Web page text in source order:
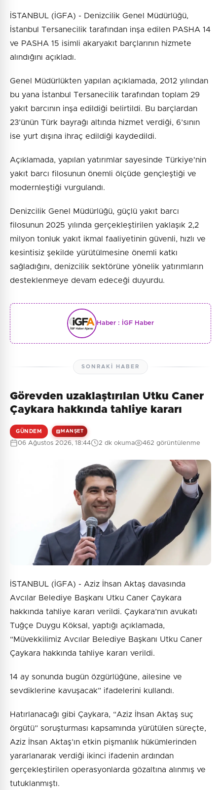
İSTANBUL (İGFA) - Denizcilik Genel Müdürlüğü,
İstanbul Tersanecilik tarafından inşa edilen PASHA 14
ve PASHA 15 isimli akaryakıt barçlarının hizmete
alındığını açıkladı.
Genel Müdürlükten yapılan açıklamada, 2012 yılından
bu yana İstanbul Tersanecilik tarafından toplam 29
yakıt barcının inşa edildiği belirtildi. Bu barçlardan
23’ünün Türk bayrağı altında hizmet verdiği, 6’sının
ise yurt dışına ihraç edildiği kaydedildi.
Açıklamada, yapılan yatırımlar sayesinde Türkiye'nin
yakıt barcı filosunun önemli ölçüde gençleştiği ve
modernleştiği vurgulandı.
Denizcilik Genel Müdürlüğü, güçlü yakıt barcı
filosunun 2025 yılında gerçekleştirilen yaklaşık 2,2
milyon tonluk yakıt ikmal faaliyetinin güvenli, hızlı ve
kesintisiz şekilde yürütülmesine önemli katkı
sağladığını, denizcilik sektörüne yönelik yatırımların
desteklenmeye devam edeceği duyurdu.
Haber : İGF Haber
SONRAKI HABER
Görevden uzaklaştırılan Utku Caner
Çaykara hakkında tahliye kararı
GÜNDEM MANŞET
06 Ağustos 2026, 18:44 2 dk okuma 462 görüntülenme
İSTANBUL (İGFA) - Aziz İhsan Aktaş davasında
Avcılar Belediye Başkanı Utku Caner Çaykara
hakkında tahliye kararı verildi. Çaykara’nın avukatı
Tuğçe Duygu Köksal, yaptığı açıklamada,
“Müvekkilimiz Avcılar Belediye Başkanı Utku Caner
Çaykara hakkında tahliye kararı verildi.
14 ay sonunda bugün özgürlüğüne, ailesine ve
sevdiklerine kavuşacak” ifadelerini kullandı.
Hatırlanacağı gibi Çaykara, “Aziz İhsan Aktaş suç
örgütü” soruşturması kapsamında yürütülen süreçte,
Aziz İhsan Aktaş’ın etkin pişmanlık hükümlerinden
yararlanarak verdiği ikinci ifadenin ardından
gerçekleştirilen operasyonlarda gözaltına alınmış ve
tutuklanmıştı.